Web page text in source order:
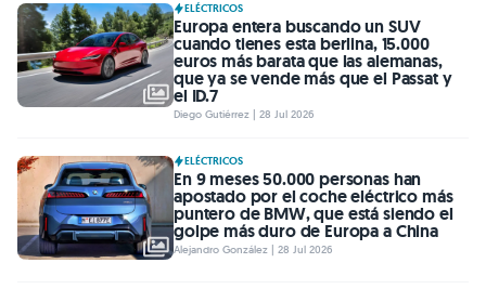
ELÉCTRICOS
Europa entera buscando un SUV
cuando tienes esta berlina, 15.000
euros más barata que las alemanas,
que ya se vende más que el Passat y
el ID.7
Diego Gutiérrez | 28 Jul 2026
ELÉCTRICOS
En 9 meses 50.000 personas han
apostado por el coche eléctrico más
puntero de BMW, que está siendo el
golpe más duro de Europa a China
Alejandro González | 28 Jul 2026